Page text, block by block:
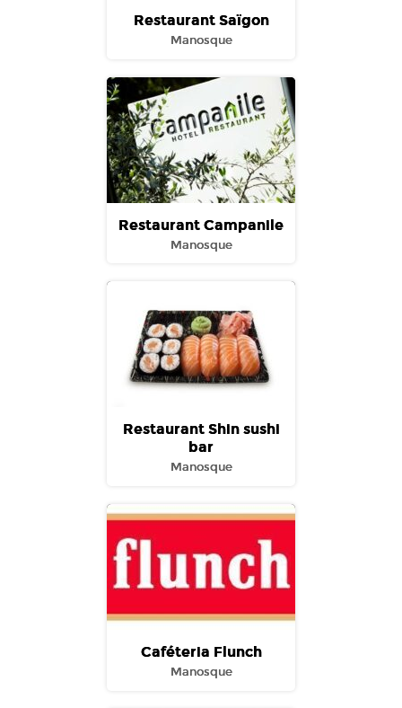
Restaurant Saïgon
Manosque
Restaurant Campanile
Manosque
Restaurant Shin sushi
bar
Manosque
Caféteria Flunch
Manosque